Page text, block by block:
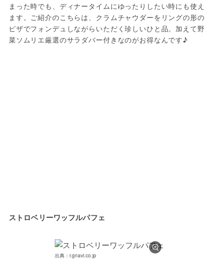
まった時でも、ディナータイムにゆったりしたい時にも使え
ます。ご紹介のこちらは、クラムチャウダーをリングの形の
ピザでフォンデュしながらいただく珍しいひと品。加えて野
菜ソムリエ厳選のサラダバー付きなのがお得なんです♪
ストロベリーワッフルパフェ
出典：r.gnavi.co.jp